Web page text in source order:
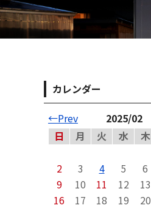
カレンダー
←Prev
2025/02
日
月 火 水 木
2
3 4 5 6
9
10 11 12 13
16
17 18 19 20